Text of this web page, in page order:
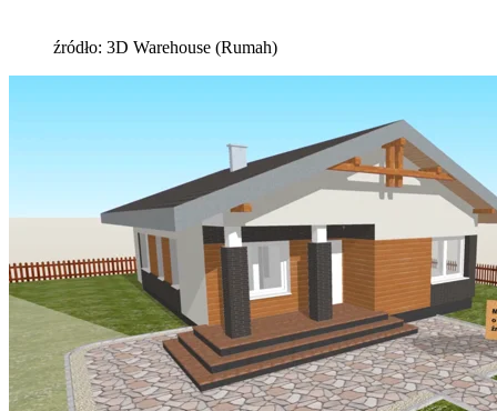
źródło: 3D Warehouse (Rumah)